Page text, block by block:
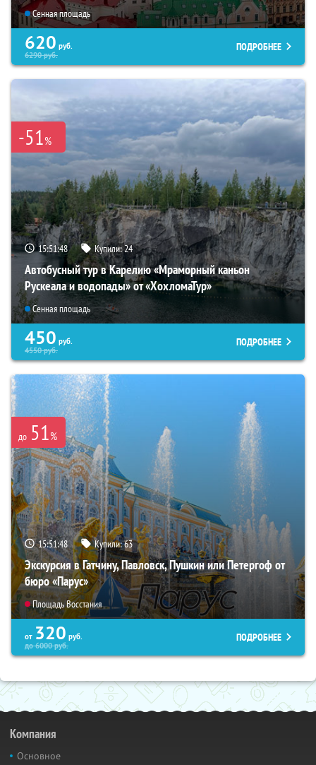
Сенная площадь
620 руб.
6290руб.
ПОДРОБНЕЕ
-51%
15:51:47 Купили:24
Автобусный тур в Карелию «Мраморный каньон
Рускеала и водопады» от «ХохломаТур»
Сенная площадь
450 руб.
4550руб.
ПОДРОБНЕЕ
до 51%
15:51:47 Купили:63
Экскурсия в Гатчину, Павловск, Пушкин или Петергоф от
бюро «Парус»
Площадь Восстания
от 320 руб.
до6000руб.
ПОДРОБНЕЕ
Компания
Основное